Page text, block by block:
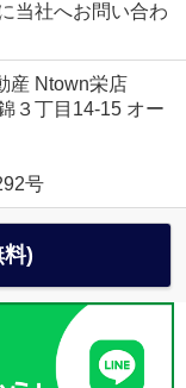
当社へお問い合わ
産 Ntown栄店
３丁目14-15 オー
号
)